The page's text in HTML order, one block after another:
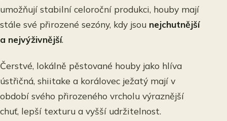
umožňují stabilní celoroční produkci, houby mají
stále své přirozené sezóny, kdy jsou nejchutnější
a nejvýživnější.
Čerstvé, lokálně pěstované houby jako hlíva
ústřičná, shiitake a korálovec ježatý mají v
období svého přirozeného vrcholu výraznější
chuť, lepší texturu a vyšší udržitelnost.